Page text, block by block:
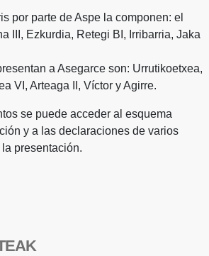
por parte de Aspe la componen: el
III, Ezkurdia, Retegi BI, Irribarria, Jaka
a Asegarce son: Urrutikoetxea,
VI, Arteaga II, Víctor y Agirre.
se puede acceder al esquema
y a las declaraciones de varios
presentación.